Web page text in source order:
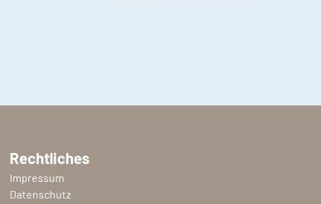
Rechtliches
Impressum
Datenschutz